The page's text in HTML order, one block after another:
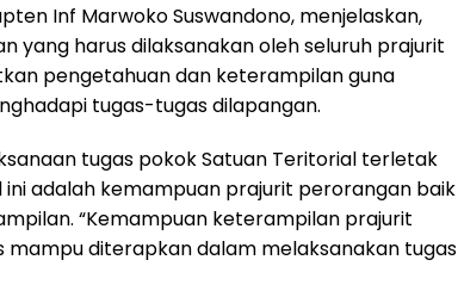
Inf Marwoko Suswandono, menjelaskan,
yang harus dilaksanakan oleh seluruh prajurit
pengetahuan dan keterampilan guna
tugas-tugas dilapangan.
tugas pokok Satuan Teritorial terletak
adalah kemampuan prajurit perorangan baik
“Kemampuan keterampilan prajurit
mampu diterapkan dalam melaksanakan tugas